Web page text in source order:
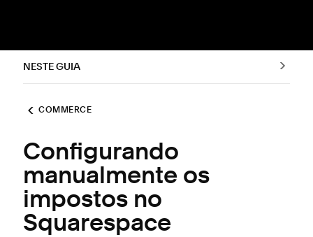
NESTE GUIA
COMMERCE
Configurando
manualmente os
impostos no
Squarespace